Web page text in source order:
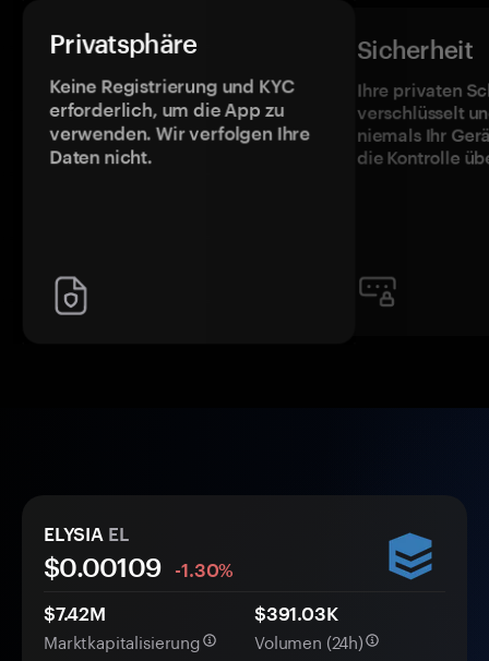
Privatsphäre
Keine Registrierung und KYC
erforderlich, um die App zu
verwenden. Wir verfolgen Ihre
Daten nicht.
Sicherheit
Ihre privaten
verschlüsselt
niemals Ihr
die Kontrolle
ELYSIA EL
$0.00109
-1.30%
$7.42M
Marktkapitalisierung
$391.03K
Volumen (24h)